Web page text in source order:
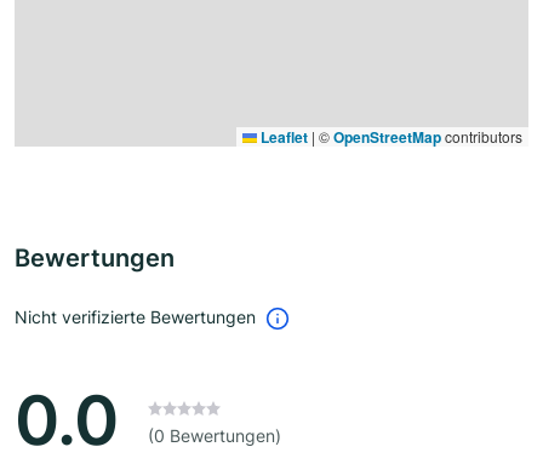
Leaflet | ©OpenStreetMapcontributors
Bewertungen
Nicht verifizierte Bewertungen
0.0 (0 Bewertungen)